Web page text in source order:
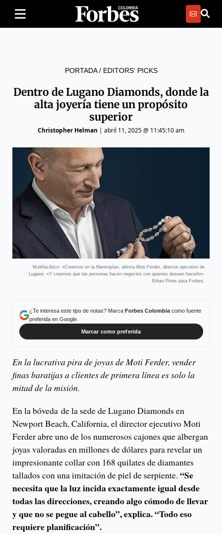
PORTADA/ EDITORS' PICKS
Dentro de Lugano Diamonds, donde la
alta joyería tiene un propósito
superior
Christopher Helman | abril 11, 2025 @ 11:45:10 am
Multifacético: «Creemos en la filantropía», afirma Moti Ferder, director ejecutivo de
Lugano. «Y creemos que las personas hacen negocios con quienes desean hacerlo».
Ethan Pines para Forbes.
¿Te interesa este tipo de notas? Marca Forbes Colombiacomo fuente
preferida en Google.
Marcar como preferida
En la lucrativa pira de joyas de Moti Ferder, vender
finas baratijas a clientes de primera línea es solo la
mitad de la misión.
En la bóveda de la sede de Lugano Diamonds en
Newport Beach, California, el director ejecutivo Moti
Ferder abre uno de los numerosos cajones que albergan
joyas valoradas en millones de dólares para revelar un
impresionante collar con 168 quilates de diamantes
tallados con una imitación de piel de serpiente. “Se
necesita que la luz incida exactamente igual desde
todas las direcciones, creando algo cómodo de llevar
y que no se pegue al cabello”, explica. “Todo eso
requiere planificación”.